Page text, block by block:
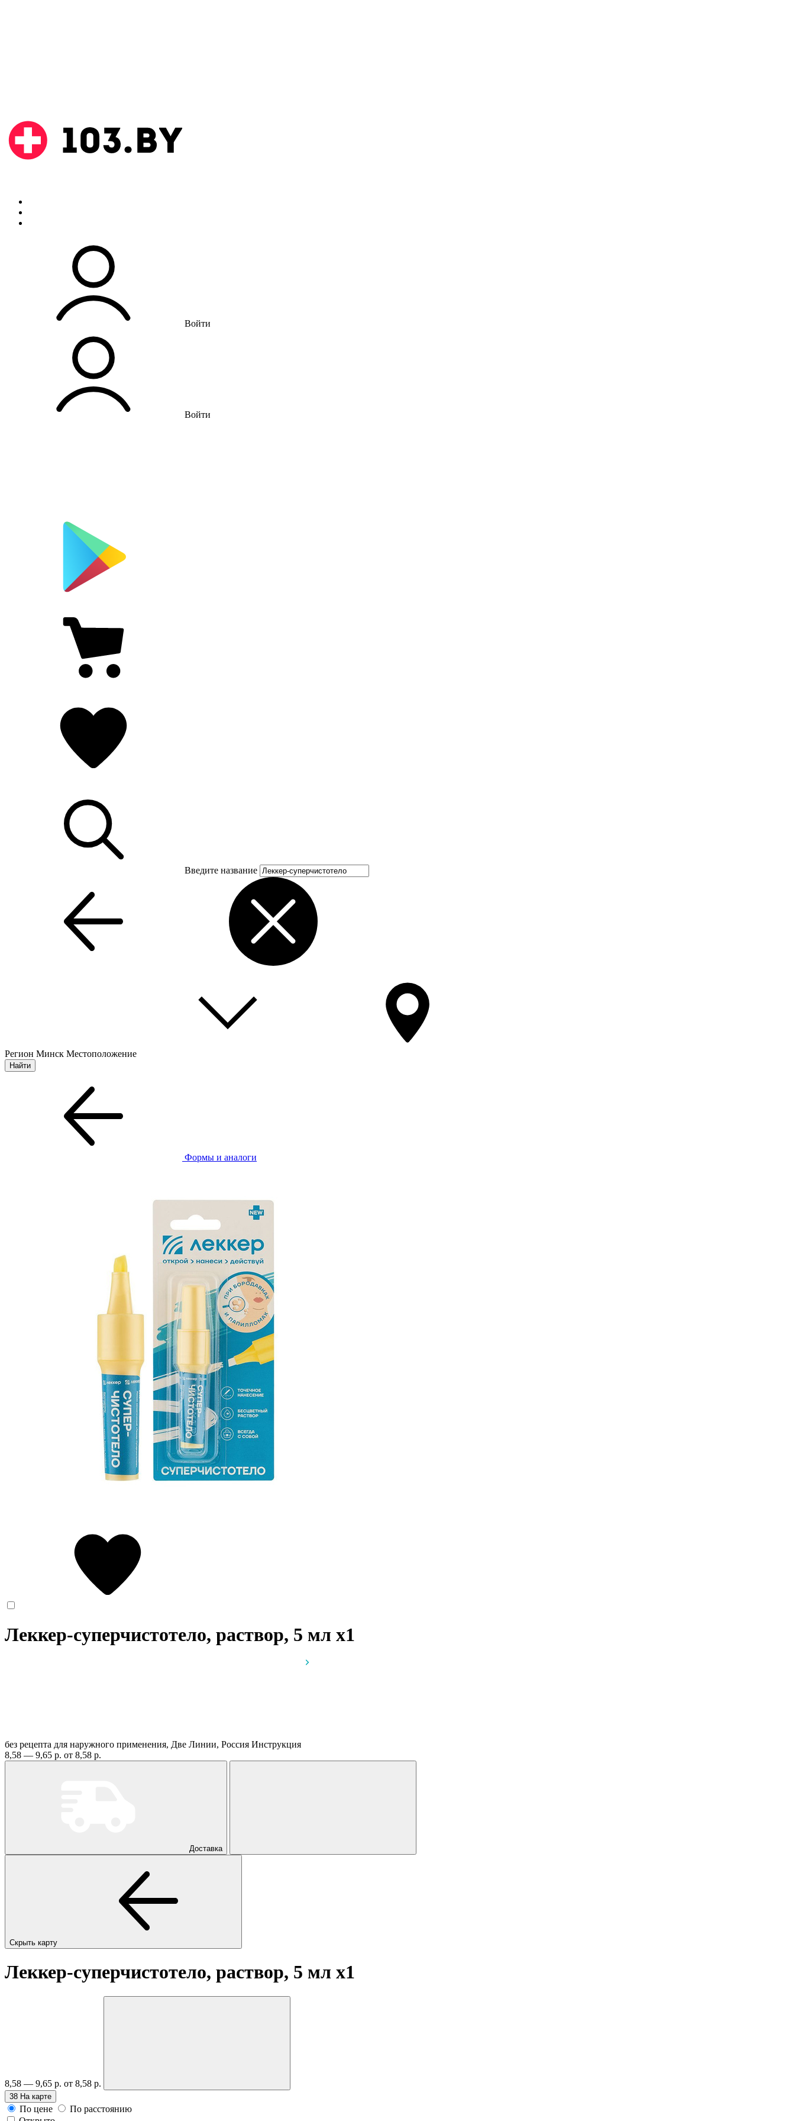
Войти
Войти
Введите название
Регион Минск Местоположение
Формы и аналоги
Леккер-суперчистотело, раствор, 5 мл x1
без рецепта для наружного применения, Две Линии, Россия Инструкция
8,58 — 9,65 р. от 8,58 р.
Доставка
Скрыть карту
Леккер-суперчистотело, раствор, 5 мл x1
8,58 — 9,65 р. от 8,58 р.
38 На карте
По цене
По расстоянию